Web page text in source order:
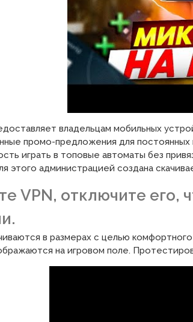
владельцам мобильных
промо-предложения для постоянных
играть в топовые автоматы без
этого администрацией создана
VPN, отключите
в размерах с целью
на игровом поле.